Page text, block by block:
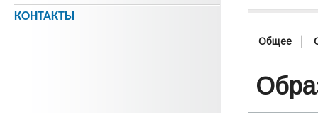
Общее
КОНТАКТЫ